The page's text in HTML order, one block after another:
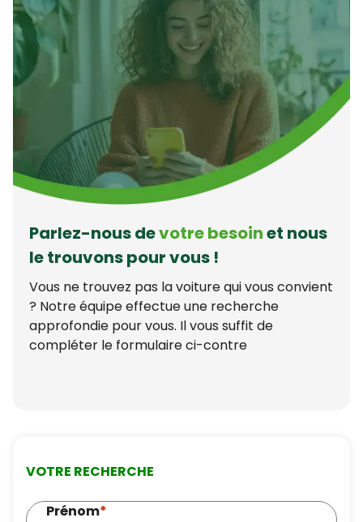
Parlez-nous devotre besoinet nous
le trouvons pour vous !
Vous ne trouvez pas la voiture qui vous convient
? Notre équipe effectue une recherche
approfondie pour vous. Il vous suffit de
compléter le formulaire ci-contre
VOTRE RECHERCHE
Prénom*